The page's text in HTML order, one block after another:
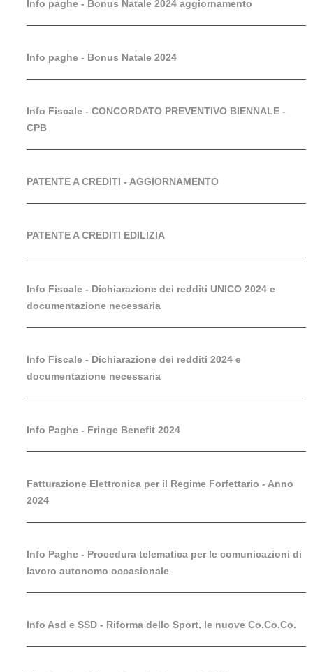
Info paghe - Bonus Natale 2024 aggiornamento
Info paghe - Bonus Natale 2024
Info Fiscale - CONCORDATO PREVENTIVO BIENNALE -
CPB
PATENTE A CREDITI - AGGIORNAMENTO
PATENTE A CREDITI EDILIZIA
Info Fiscale - Dichiarazione dei redditi UNICO 2024 e
documentazione necessaria
Info Fiscale - Dichiarazione dei redditi 2024 e
documentazione necessaria
Info Paghe - Fringe Benefit 2024
Fatturazione Elettronica per il Regime Forfettario - Anno
2024
Info Paghe - Procedura telematica per le comunicazioni di
lavoro autonomo occasionale
Info Asd e SSD - Riforma dello Sport, le nuove Co.Co.Co.